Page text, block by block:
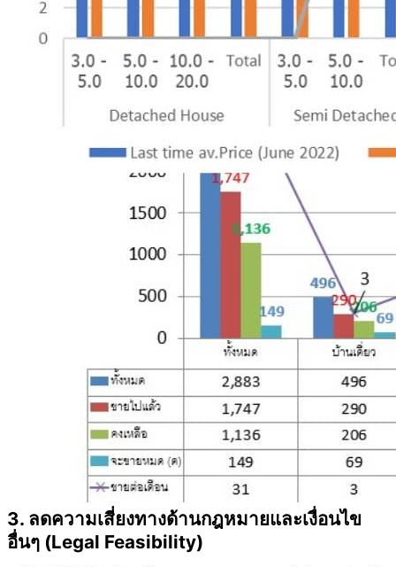
3. ลดความเสี่ยงทางด้านกฎหมายและเงื่อนไข
อื่นๆ (Legal Feasibility)